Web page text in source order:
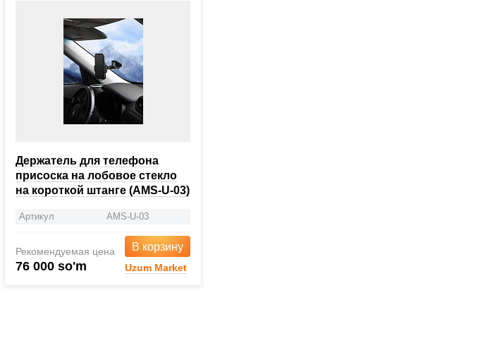
Держатель для телефона
присоска на лобовое стекло
на короткой штанге (AMS-U-03)
Артикул AMS-U-03
Рекомендуемая цена
76 000 so'm
В корзину
Uzum Market